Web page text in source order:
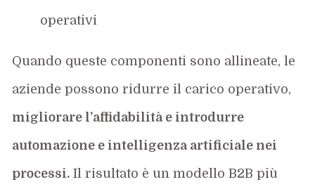
operativi
Quando queste componenti sono allineate, le
aziende possono ridurre il carico operativo,
migliorare l’affidabilità e introdurre
automazione e intelligenza artificiale nei
processi. Il risultato è un modello B2B più